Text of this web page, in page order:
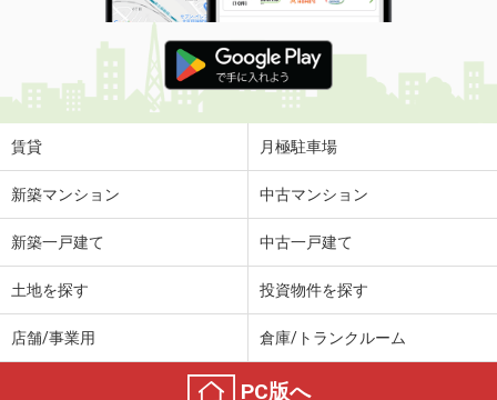
賃貸 月極駐車場
新築マンション 中古マンション
新築一戸建て 中古一戸建て
土地を探す 投資物件を探す
店舗/事業用 倉庫/トランクルーム
PC版へ